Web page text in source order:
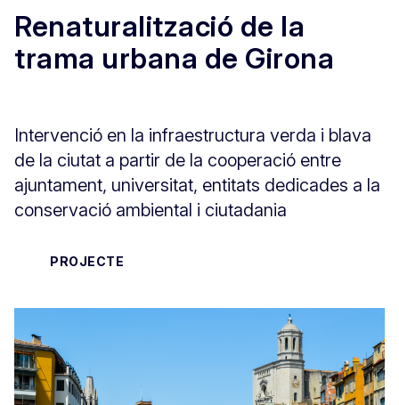
Renaturalització de la
trama urbana de Girona
Intervenció en la infraestructura verda i blava
de la ciutat a partir de la cooperació entre
ajuntament, universitat, entitats dedicades a la
conservació ambiental i ciutadania
PROJECTE